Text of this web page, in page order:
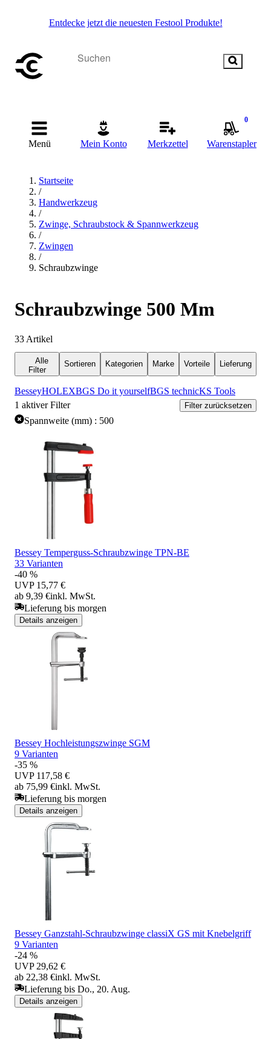
Entdecke jetzt die neuesten Festool Produkte!
Menü Mein Konto Merkzettel
0
Warenstapler
Startseite
/
Handwerkzeug
/
Zwinge, Schraubstock & Spannwerkzeug
/
Zwingen
/
Schraubzwinge
Schraubzwinge 500 Mm
33 Artikel
Alle
Filter
Sortieren Kategorien Marke Vorteile Lieferung
BesseyHOLEXBGS Do it yourselfBGS technicKS Tools
1 aktiver Filter Filter zurücksetzen
Spannweite (mm) : 500
Bessey Temperguss-Schraubzwinge TPN-BE
33 Varianten
-40 %
UVP 15,77 €
ab 9,39 €inkl. MwSt.
Lieferung bis morgen
Details anzeigen
Bessey Hochleistungszwinge SGM
9 Varianten
-35 %
UVP 117,58 €
ab 75,99 €inkl. MwSt.
Lieferung bis morgen
Details anzeigen
Bessey Ganzstahl-Schraubzwinge classiX GS mit Knebelgriff
9 Varianten
-24 %
UVP 29,62 €
ab 22,38 €inkl. MwSt.
Lieferung bis Do., 20. Aug.
Details anzeigen